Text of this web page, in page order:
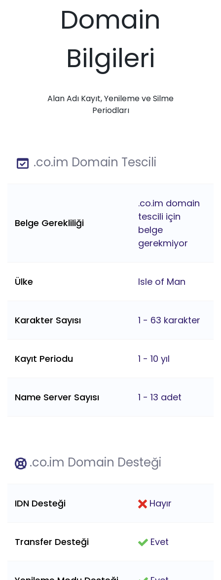
Domain
Bilgileri
Alan Adı Kayıt, Yenileme ve Silme
Periodları
.co.im Domain Tescili
Belge Gerekliliği
.co.im domain
tescili için
belge
gerekmiyor
Ülke Isle of Man
Karakter Sayısı 1 - 63 karakter
Kayıt Periodu 1 - 10 yıl
Name Server Sayısı 1 - 13 adet
.co.im Domain Desteği
IDN Desteği Hayır
Transfer Desteği Evet